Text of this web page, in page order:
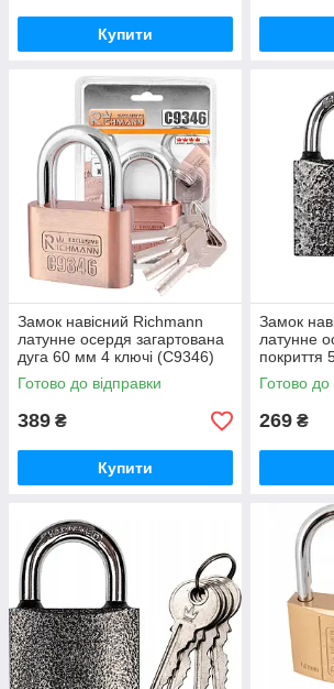
Купити
Замок навісний Richmann
латунне осердя загартована
дуга 60 мм 4 ключі (C9346)
Готово до відправки
389 ₴
Купити
Замок
латунне
покриття
(C9331)
Готово до
269 ₴